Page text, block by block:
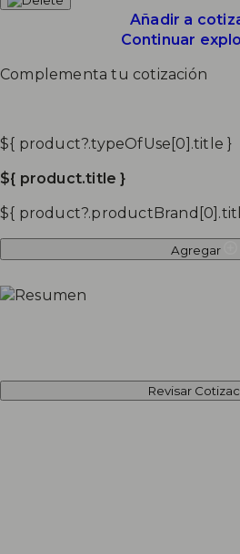
Añadir a
Continuar
Complementa tu cotización
${ product?.typeOfUse[0].title }
${ product.title }
${
Agregar
Revisar